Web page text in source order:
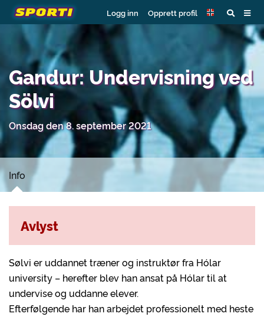
Logg inn Opprett profil
Gandur: Undervisning ved
Sölvi
Onsdag den 8. september 2021
Info
Sølvi er uddannet træner og instruktør fra Hólar
university – herefter blev han ansat på Hólar til at
undervise og uddanne elever.
Efterfølgende har han arbejdet professionelt med heste
Avlyst